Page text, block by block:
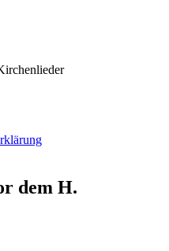
dem H.